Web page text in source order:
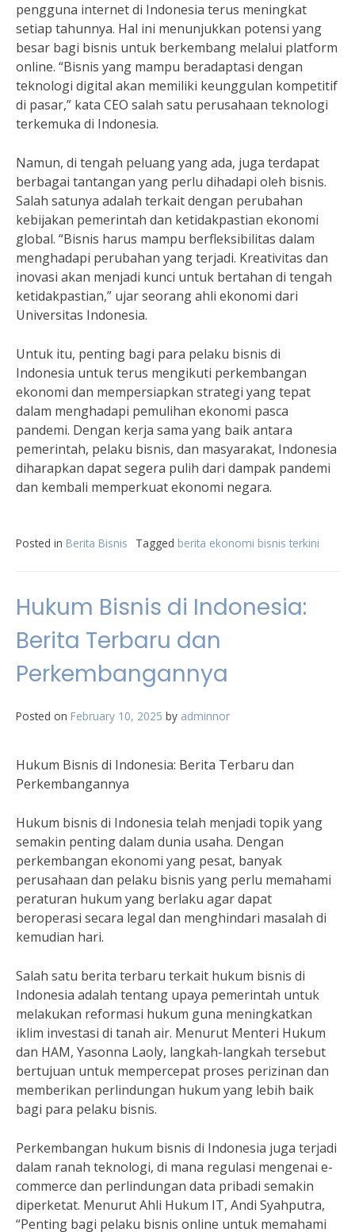
pengguna internet di Indonesia terus meningkat
setiap tahunnya. Hal ini menunjukkan potensi yang
besar bagi bisnis untuk berkembang melalui platform
online. “Bisnis yang mampu beradaptasi dengan
teknologi digital akan memiliki keunggulan kompetitif
di pasar,” kata CEO salah satu perusahaan teknologi
terkemuka di Indonesia.
Namun, di tengah peluang yang ada, juga terdapat
berbagai tantangan yang perlu dihadapi oleh bisnis.
Salah satunya adalah terkait dengan perubahan
kebijakan pemerintah dan ketidakpastian ekonomi
global. “Bisnis harus mampu berfleksibilitas dalam
menghadapi perubahan yang terjadi. Kreativitas dan
inovasi akan menjadi kunci untuk bertahan di tengah
ketidakpastian,” ujar seorang ahli ekonomi dari
Universitas Indonesia.
Untuk itu, penting bagi para pelaku bisnis di
Indonesia untuk terus mengikuti perkembangan
ekonomi dan mempersiapkan strategi yang tepat
dalam menghadapi pemulihan ekonomi pasca
pandemi. Dengan kerja sama yang baik antara
pemerintah, pelaku bisnis, dan masyarakat, Indonesia
diharapkan dapat segera pulih dari dampak pandemi
dan kembali memperkuat ekonomi negara.
Posted in Berita Bisnis Tagged berita ekonomi bisnis terkini
Hukum Bisnis di Indonesia:
Berita Terbaru dan
Perkembangannya
Posted on February 10, 2025 by adminnor
Hukum Bisnis di Indonesia: Berita Terbaru dan
Perkembangannya
Hukum bisnis di Indonesia telah menjadi topik yang
semakin penting dalam dunia usaha. Dengan
perkembangan ekonomi yang pesat, banyak
perusahaan dan pelaku bisnis yang perlu memahami
peraturan hukum yang berlaku agar dapat
beroperasi secara legal dan menghindari masalah di
kemudian hari.
Salah satu berita terbaru terkait hukum bisnis di
Indonesia adalah tentang upaya pemerintah untuk
melakukan reformasi hukum guna meningkatkan
iklim investasi di tanah air. Menurut Menteri Hukum
dan HAM, Yasonna Laoly, langkah-langkah tersebut
bertujuan untuk mempercepat proses perizinan dan
memberikan perlindungan hukum yang lebih baik
bagi para pelaku bisnis.
Perkembangan hukum bisnis di Indonesia juga terjadi
dalam ranah teknologi, di mana regulasi mengenai e-
commerce dan perlindungan data pribadi semakin
diperketat. Menurut Ahli Hukum IT, Andi Syahputra,
“Penting bagi pelaku bisnis online untuk memahami